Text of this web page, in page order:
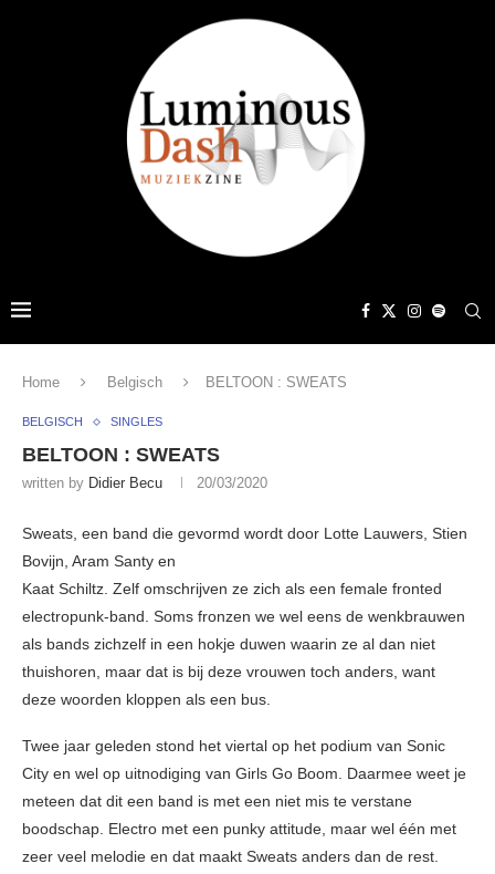
Home Belgisch BELTOON : SWEATS
BELGISCH SINGLES
BELTOON : SWEATS
written by Didier Becu 20/03/2020
Sweats, een band die gevormd wordt door Lotte Lauwers, Stien
Bovijn, Aram Santy en
Kaat Schiltz. Zelf omschrijven ze zich als een female fronted
electropunk-band. Soms fronzen we wel eens de wenkbrauwen
als bands zichzelf in een hokje duwen waarin ze al dan niet
thuishoren, maar dat is bij deze vrouwen toch anders, want
deze woorden kloppen als een bus.
Twee jaar geleden stond het viertal op het podium van Sonic
City en wel op uitnodiging van Girls Go Boom. Daarmee weet je
meteen dat dit een band is met een niet mis te verstane
boodschap. Electro met een punky attitude, maar wel één met
zeer veel melodie en dat maakt Sweats anders dan de rest.